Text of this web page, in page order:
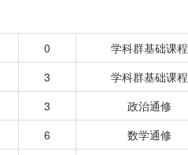
0
学科群基础课程
3
学科群基础课程
3
政治通修
6
数学通修